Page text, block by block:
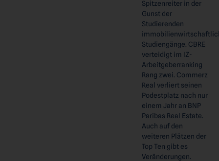
Spitzenreiter in der
Gunst der
Studierenden
Studiengänge. CBRE
verteidigt im IZ-
Arbeitgeberranking
Rang zwei. Commerz
Real verliert seinen
Podestplatz nach nur
einem Jahr an BNP
Paribas Real Estate.
Auch auf den
weiteren Plätzen der
Top Ten gibt es
Veränderungen.